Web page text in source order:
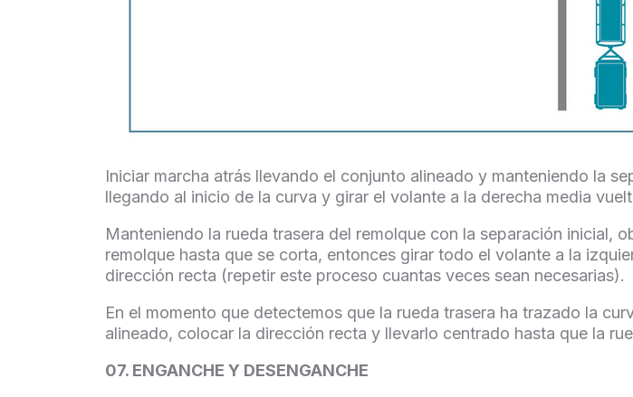
Iniciar marcha atrás llevando el conjunto alineado y manteniendo la
llegando al inicio de la curva y girar el volante a la derecha media
Manteniendo la rueda trasera del remolque con la separación inicial,
remolque hasta que se corta, entonces girar todo el volante a la
dirección recta (repetir este proceso cuantas veces sean necesarias).
En el momento que detectemos que la rueda trasera ha trazado la
alineado, colocar la dirección recta y llevarlo centrado hasta que la
07. ENGANCHE Y DESENGANCHE